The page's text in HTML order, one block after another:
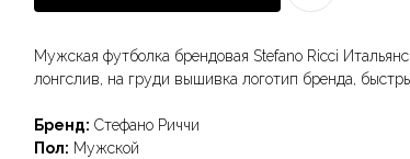
Мужская футболка брендовая Stefano Ricci
лонгслив, на груди вышивка логотип бренда,
Бренд: Стефано Риччи
Пол: Мужской